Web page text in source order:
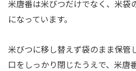
米唐番は米びつだけでなく、米袋
になっています。
米びつに移し替えず袋のまま保管
口をしっかり閉じたうえで、米唐